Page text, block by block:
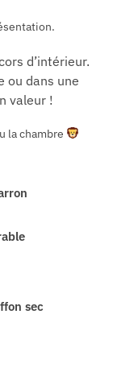
d’intérieur.
ou dans une
valeur !
la chambre
sec